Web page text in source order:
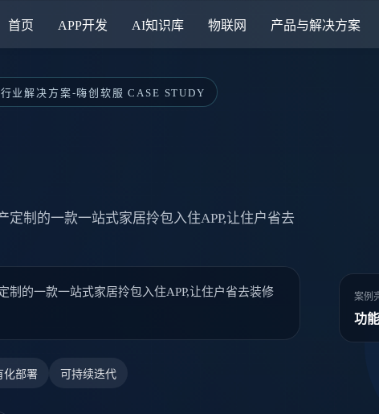
首页 APP开发 AI知识库 物联网 产品与解决方案
业解决方案-嗨创软服 CASE STUDY
定制的一款一站式家居拎包入住APP,让住户省去
制的一款一站式家居拎包入住APP,让住户省去装修
化部署 可持续迭代
案例
功